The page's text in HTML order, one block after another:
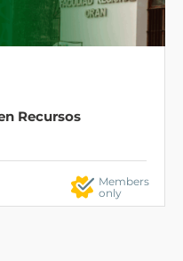
Recursos
Members
only